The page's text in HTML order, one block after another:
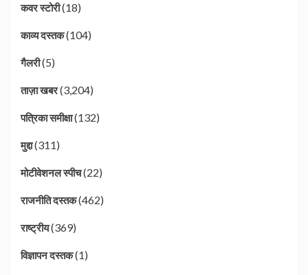
कवर स्टोरी(18)
काव्य दस्तक(104)
गैलरी(5)
ताज़ा खबर(3,204)
पत्रिका समीक्षा(132)
मुद्दा(311)
मोटीवेशनल स्पीच(22)
राजनीति दस्तक(462)
राष्ट्रीय(369)
विज्ञापन दस्तक(1)